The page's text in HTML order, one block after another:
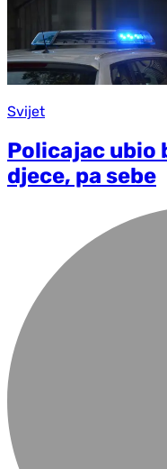
Svijet
Policajac ubio
djece, pa sebe